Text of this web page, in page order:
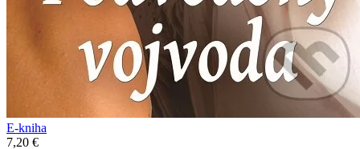
E-kniha
7,20 €